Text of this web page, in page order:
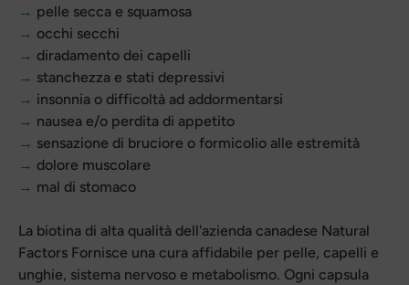
→ pelle secca e squamosa
→ occhi secchi
→ diradamento dei capelli
→ stanchezza e stati depressivi
→ insonnia o difficoltà ad addormentarsi
→ nausea e/o perdita di appetito
→ sensazione di bruciore o formicolio alle estremità
→ dolore muscolare
→ mal di stomaco
La biotina di alta qualità dell'azienda canadese Natural
Factors Fornisce una cura affidabile per pelle, capelli e
unghie, sistema nervoso e metabolismo. Ogni capsula